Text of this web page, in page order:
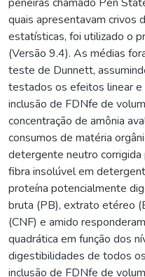
quais apresentavam crivos
estatísticas, foi utilizado o
(Versão 9.4). As médias
teste de Dunnett,
testados os efeitos linear e
inclusão de FDNfe de
concentração de amônia
consumos de matéria
detergente neutro corrigida
fibra insolúvel em
proteína potencialmente
bruta (PB), extrato etéreo
(CNF) e amido
quadrática em função dos
digestibilidades de todos
inclusão de FDNfe de